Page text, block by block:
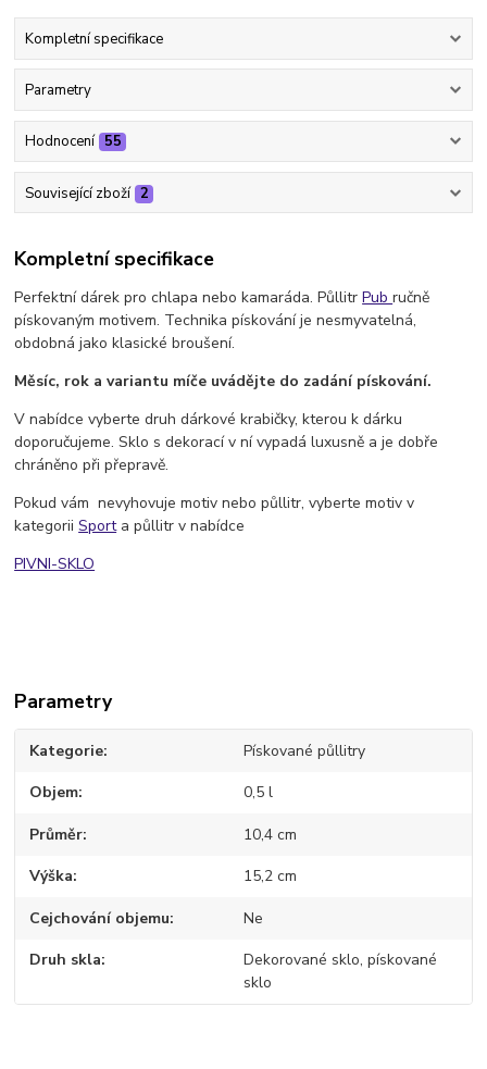
Kompletní specifikace
Parametry
Hodnocení 55
Související zboží 2
Kompletní specifikace
Perfektní dárek pro chlapa nebo kamaráda. PůllitrPubručně
pískovaným motivem. Technika pískování je nesmyvatelná,
obdobná jako klasické broušení.
Měsíc, rok a variantu míče uvádějte do zadání pískování.
V nabídce vyberte druh dárkové krabičky, kterou k dárku
doporučujeme. Sklo s dekorací v ní vypadá luxusně a je dobře
chráněno při přepravě.
Pokud vám nevyhovuje motiv nebo půllitr, vyberte motiv v
kategoriiSporta půllitr v nabídce
PIVNI-SKLO
Parametry
Kategorie Pískované půllitry
Objem 0,5 l
Průměr 10,4 cm
Výška 15,2 cm
Cejchování objemu Ne
Druh skla
Dekorované sklo, pískované
sklo